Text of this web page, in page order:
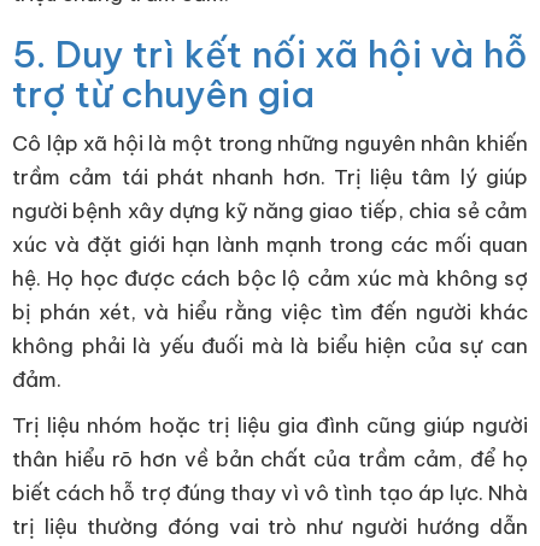
5. Duy trì kết nối xã hội và hỗ
trợ từ chuyên gia
Cô lập xã hội là một trong những nguyên nhân khiến
trầm cảm tái phát nhanh hơn. Trị liệu tâm lý giúp
người bệnh xây dựng kỹ năng giao tiếp, chia sẻ cảm
xúc và đặt giới hạn lành mạnh trong các mối quan
hệ. Họ học được cách bộc lộ cảm xúc mà không sợ
bị phán xét, và hiểu rằng việc tìm đến người khác
không phải là yếu đuối mà là biểu hiện của sự can
đảm.
Trị liệu nhóm hoặc trị liệu gia đình cũng giúp người
thân hiểu rõ hơn về bản chất của trầm cảm, để họ
biết cách hỗ trợ đúng thay vì vô tình tạo áp lực. Nhà
trị liệu thường đóng vai trò như người hướng dẫn